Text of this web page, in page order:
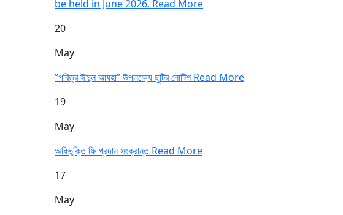
be held in June 2026. Read More
20
May
”পবিত্র ঈদুল আযহা” উপলক্ষ্যে ছুটির নোটিশRead More
19
May
অধিভুক্তি ফি প্রদান সংক্রান্তRead More
17
May